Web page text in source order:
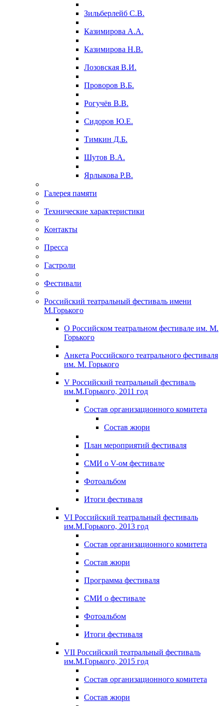
Зильберлейб С.В.
Казимирова А.А.
Казимирова Н.В.
Лозовская В.И.
Проворов В.Б.
Рогучёв В.В.
Сидоров Ю.Е.
Тимкин Д.Б.
Шутов В.А.
Ярлыкова Р.В.
Галерея памяти
Технические характеристики
Контакты
Пресса
Гастроли
Фестивали
Российский театральный фестиваль имени
М.Горького
О Российском театральном фестивале им. М.
Горького
Анкета Российского театрального фестиваля
им. М. Горького
V Российский театральный фестиваль
им.М.Горького, 2011 год
Состав организационного комитета
Состав жюри
План мероприятий фестиваля
СМИ о V-ом фестивале
Фотоальбом
Итоги фестиваля
VI Российский театральный фестиваль
им.М.Горького, 2013 год
Состав организационного комитета
Состав жюри
Программа фестиваля
СМИ о фестивале
Фотоальбом
Итоги фестиваля
VII Российский театральный фестиваль
им.М.Горького, 2015 год
Состав организационного комитета
Состав жюри